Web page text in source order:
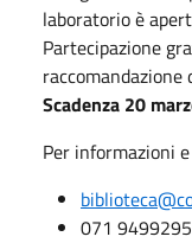
laboratorio è
Partecipazione
Scadenza 20
Per informazioni
071 9499295